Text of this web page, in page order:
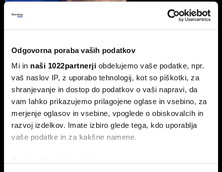
Odgovorna poraba vaših podatkov
Mi in naši 1022partnerji obdelujemo vaše podatke, npr.
vaš naslov IP, z uporabo tehnologij, kot so piškotki, za
shranjevanje in dostop do podatkov o vaši napravi, da
vam lahko prikazujemo prilagojene oglase in vsebino, za
merjenje oglasov in vsebine, vpoglede o obiskovalcih in
razvoj izdelkov. Imate izbiro glede tega, kdo uporablja
vaše podatke in za kakšne namene.
Bessent: Dogovor o Hormuzu možen
danes ali jutri. Iran razmišlja, da bi
Evropi dovolil odstranjevanje min v
ožini
Katar in Bessent naznanjata napredek pri kratkoročnem
dogovoru med ZDA in Iranom.